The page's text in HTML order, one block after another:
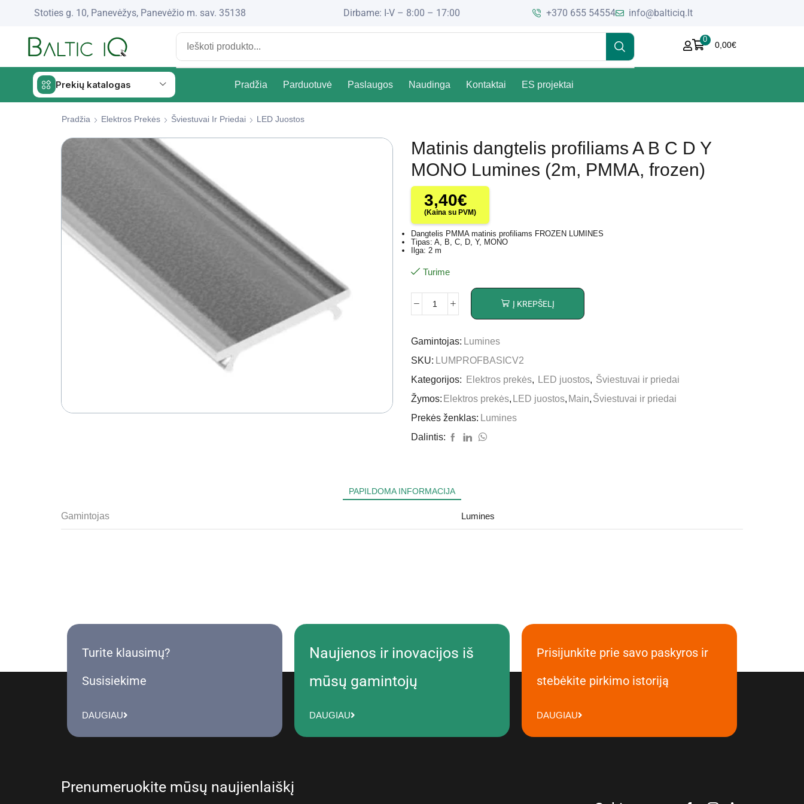
Stoties g. 10, Panevėžys, Panevėžio m. sav. 35138 Dirbame: I-V – 8:00 – 17:00 +370 655 54554 info@balticiq.lt
0
0,00€
Prekių katalogas Pradžia Parduotuvė Paslaugos Naudinga Kontaktai ES projektai
Pradžia Elektros Prekės Šviestuvai Ir Priedai LED Juostos
Matinis dangtelis profiliams A B C D Y
MONO Lumines (2m, PMMA, frozen)
3,40€
(Kaina su PVM)
Dangtelis PMMA matinis profiliams FROZEN LUMINES
Tipas: A, B, C, D, Y, MONO
Ilga: 2 m
Turime
Į KREPŠELĮ
Gamintojas: Lumines
SKU: LUMPROFBASICV2
Kategorijos:
Elektros prekės, LED juostos, Šviestuvai ir priedai
Žymos: Elektros prekės, LED juostos, Main, Šviestuvai ir priedai
Prekės ženklas: Lumines
Dalintis:
PAPILDOMA INFORMACIJA
Gamintojas Lumines
Turite klausimų?
Susisiekime
DAUGIAU
Naujienos ir inovacijos iš
mūsų gamintojų
DAUGIAU
Prisijunkite prie savo paskyros ir
stebėkite pirkimo istoriją
DAUGIAU
Prenumeruokite mūsų naujienlaiškį